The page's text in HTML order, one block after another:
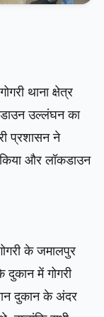
थाना क्षेत्र
उल्लंघन का
प्रशासन ने
किया और लॉकडाउन
के जमालपुर
दुकान में गोगरी
दुकान के अंदर